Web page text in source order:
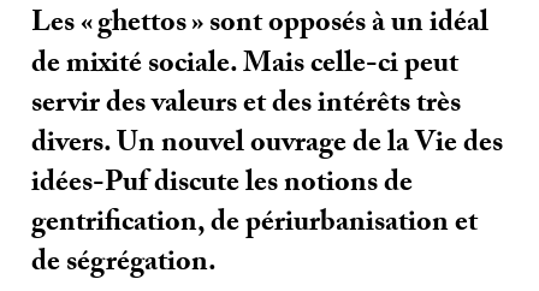
Les «ghettos» sont opposés à un idéal
de mixité sociale. Mais celle-ci peut
servir des valeurs et des intérêts très
divers. Un nouvel ouvrage de la Vie des
idées-Puf discute les notions de
gentrification, de périurbanisation et
de ségrégation.